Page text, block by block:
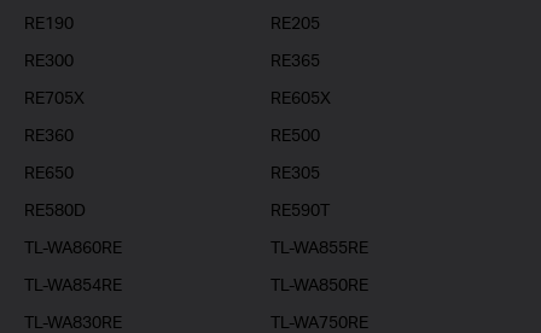
RE190
RE205
RE300
RE365
RE705X
RE605X
RE360
RE500
RE650
RE305
RE580D
RE590T
TL-WA860RE
TL-WA855RE
TL-WA854RE
TL-WA850RE
TL-WA830RE
TL-WA750RE